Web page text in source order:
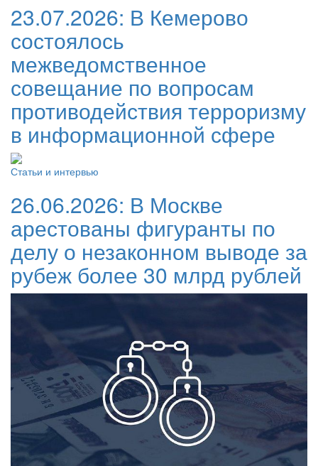
23.07.2026: В Кемерово
состоялось
межведомственное
совещание по вопросам
противодействия терроризму
в информационной сфере
Статьи и интервью
26.06.2026: В Москве
арестованы фигуранты по
делу о незаконном выводе за
рубеж более 30 млрд рублей